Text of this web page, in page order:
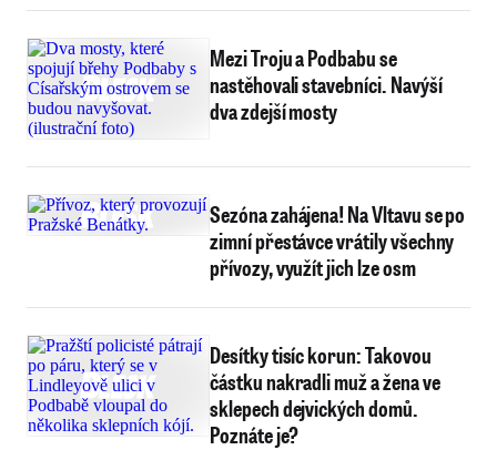
Mezi Troju a Podbabu se
nastěhovali stavebníci. Navýší
dva zdejší mosty
Sezóna zahájena! Na Vltavu se po
zimní přestávce vrátily všechny
přívozy, využít jich lze osm
Desítky tisíc korun: Takovou
částku nakradli muž a žena ve
sklepech dejvických domů.
Poznáte je?